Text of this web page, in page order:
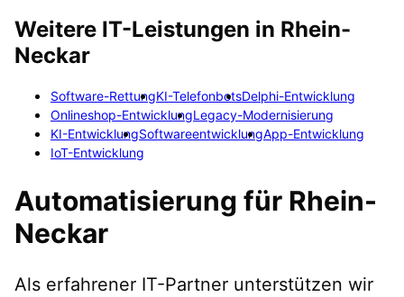
Weitere IT-Leistungen in Rhein-
Neckar
Software-RettungKI-TelefonbotsDelphi-Entwicklung
Onlineshop-EntwicklungLegacy-Modernisierung
KI-EntwicklungSoftwareentwicklungApp-Entwicklung
IoT-Entwicklung
Automatisierung für Rhein-
Neckar
Als erfahrener IT-Partner unterstützen wir